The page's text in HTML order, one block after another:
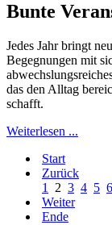
Bunte
Jedes Jahr bringt
Begegnungen mit
das den Alltag
schafft.
Weiterlesen ...
Start
Zurück
1
2 3 4 5 6
Weiter
Ende